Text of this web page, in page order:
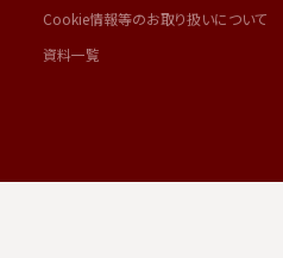
Cookie情報等のお取り扱いについて
資料一覧